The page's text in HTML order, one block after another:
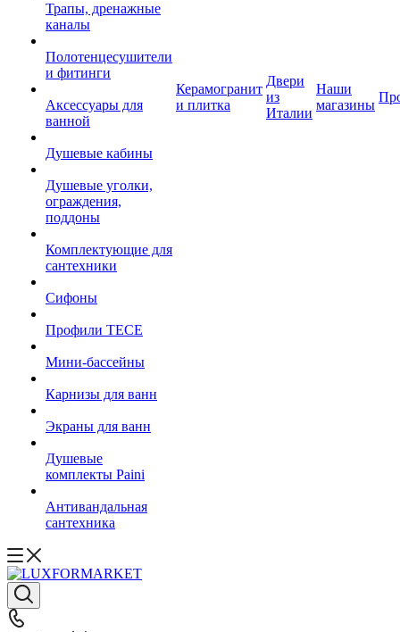
Трапы, дренажные
каналы
Полотенцесушители
и фитинги
Аксессуары для
ванной
Душевые кабины
Душевые уголки,
ограждения,
поддоны
Комплектующие для
сантехники
Сифоны
Профили TECE
Мини-бассейны
Карнизы для ванн
Экраны для ванн
Душевые
комплекты Paini
Антивандальная
сантехника
Керамогранит
и плитка
Двери
из
Италии
Наши
магазины